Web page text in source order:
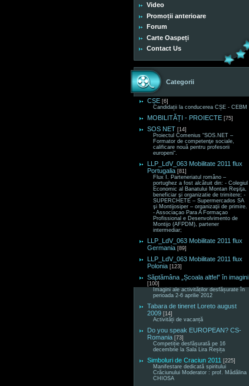
Video
Promoții anterioare
Forum
Carte Oaspeți
Contact Us
Categorii
CȘE [6]
Candidații la conducerea CȘE - CEBM
MOBILITĂȚI - PROIECTE [75]
SOS NET [14]
Proiectul Comenius “SOS.NET –
Formator de competenţe sociale,
calificare nouă pentru profesorii
europeni“.
LLP_LdV_063 Mobilitate 2011 flux
Portugalia [81]
Flux I. Parteneriatul româno –
portughez a fost alcătuit din: - Colegiul
Economic al Banatului Montan Reşiţa,
beneficiar şi organizatie de trimitere; -
SUPERCHETE – Supermercados SA
şi Montijosiper – organizaţii de primire.
- Associaçao Para A Formaçao
Profissional e Desenvolvimento de
Montijo (AFPDM), partener
intermediar;
LLP_LdV_063 Mobilitate 2011 flux
Germania [89]
LLP_LdV_063 Mobilitate 2011 flux
Polonia [123]
Săptămâna „Școala altfel” în imagini
[100]
Imagini ale activităților desfășurate în
perioada 2-6 aprilie 2012
Tabara de tineret Loreto august
2009 [14]
Activități de vacanță
Do you speak EUROPEAN? CS-
Romania [73]
Competiție desfășurată pe 16
decembrie la Sala Lira Reșița
Simboluri de Craciun 2011 [225]
Manifestare dedicată spiritului
Crăciunului Moderator : prof. Mădălina
CHIOSA